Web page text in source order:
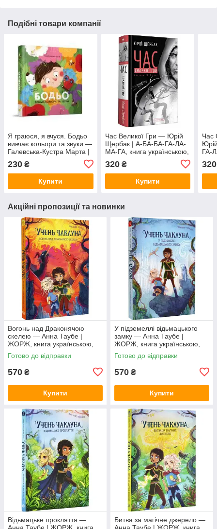
Подібні товари компанії
Я граюся, я вчуся. Бодьо
вивчає кольори та звуки —
Галевська-Кустра Марта |
українською, нова, тверда
230 ₴
Купити
Час Великої Гри — Юрій
Щербак | А-БА-БА-ГА-ЛА-
МА-ГА, книга українською,
320₴
Купити
Час
ГА-
320
Акційні пропозиції та новинки
Вогонь над Драконячою
скелею — Анна Таубе |
ЖОРЖ, книга українською,
нова, тверда
Готово до відправки
570 ₴
Купити
У підземеллі відьмацького
замку — Анна Таубе |
ЖОРЖ, книга українською,
нова, тверда
Готово до відправки
570 ₴
Купити
Відьмацьке прокляття —
Битва за магічне джерело —